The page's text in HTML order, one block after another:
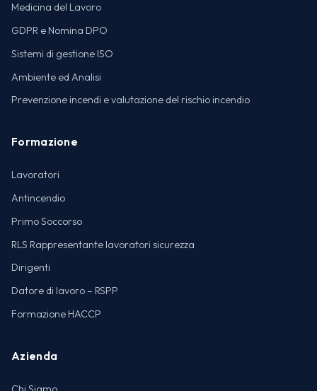
Medicina del Lavoro
GDPR e Nomina DPO
Sistemi di gestione ISO
Ambiente ed Analisi
Prevenzione incendi e valutazione del rischio incendio
Formazione
Lavoratori
Antincendio
Primo Soccorso
RLS Rappresentante lavoratori sicurezza
Dirigenti
Datore di lavoro – RSPP
Formazione HACCP
Azienda